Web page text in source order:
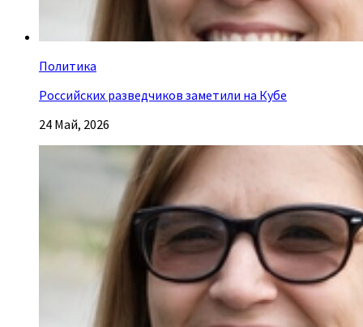
Политика
Российских разведчиков заметили на Кубе
24 Май, 2026